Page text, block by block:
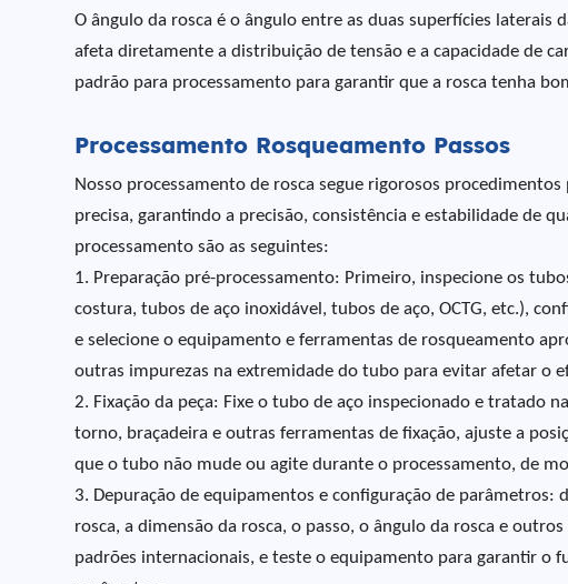
O ângulo da rosca é o ângulo entre as duas superfícies laterais
afeta diretamente a distribuição de tensão e a capacidade de
padrão para processamento para garantir que a rosca tenha
Processamento Rosqueamento Passos
Nosso processamento de rosca segue rigorosos
precisa, garantindo a precisão, consistência e estabilidade de
processamento são as seguintes:
1. Preparação pré-processamento: Primeiro, inspecione os
costura, tubos de aço inoxidável, tubos de aço, OCTG, etc.),
e selecione o equipamento e ferramentas de rosqueamento
outras impurezas na extremidade do tubo para evitar afetar o
2. Fixação da peça: Fixe o tubo de aço inspecionado e tratado
torno, braçadeira e outras ferramentas de fixação, ajuste a
que o tubo não mude ou agite durante o processamento, de
3. Depuração de equipamentos e configuração de
rosca, a dimensão da rosca, o passo, o ângulo da rosca e
padrões internacionais, e teste o equipamento para garantir o